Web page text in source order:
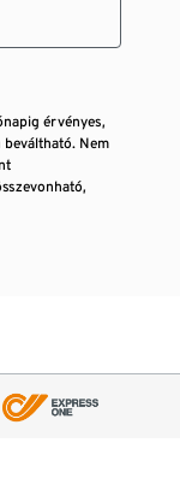
érvényes,
Nem